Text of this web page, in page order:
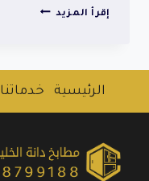
إقرأ المزيد أفضل
الرياض الرئيسية خدماتنا